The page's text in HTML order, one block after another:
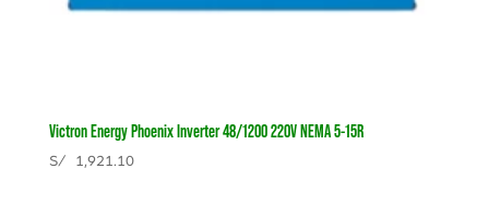
Victron Energy Phoenix Inverter 48/1200 220V NEMA 5-15R
S/1,921.10